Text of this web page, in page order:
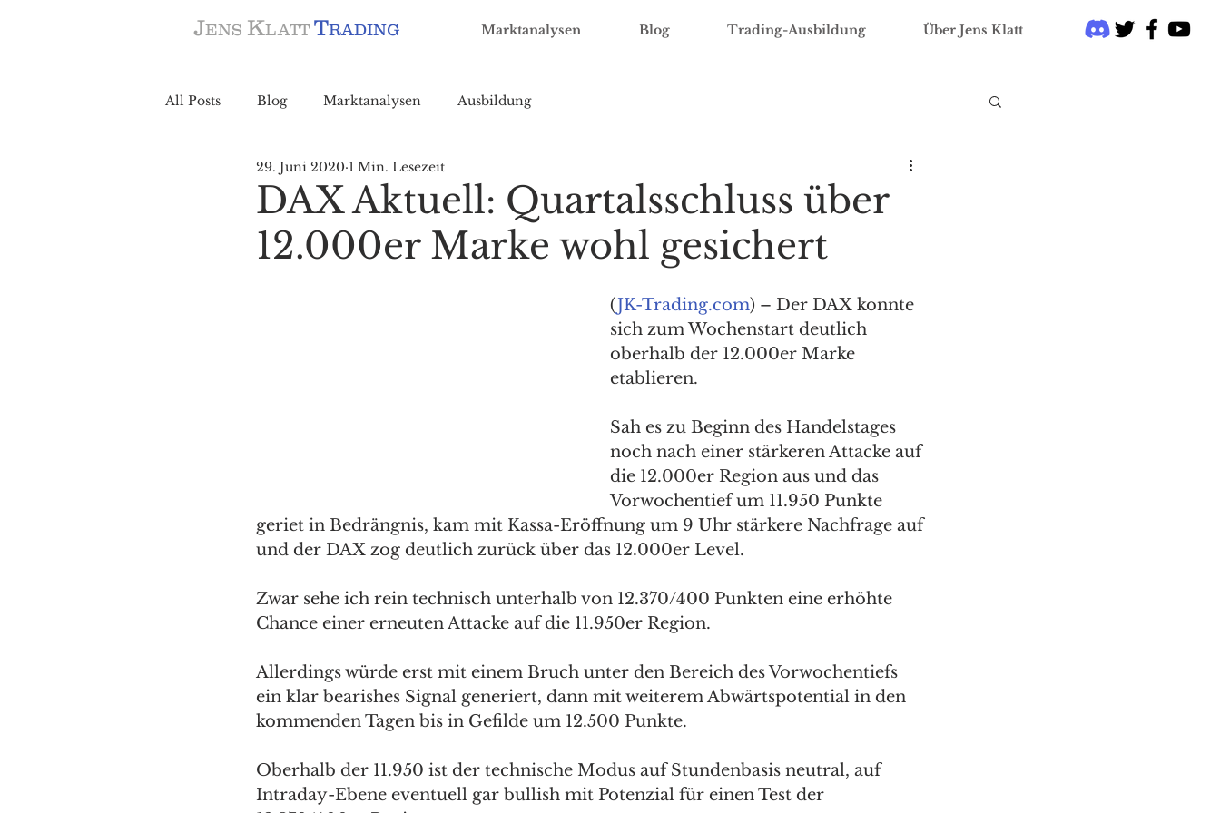
JENS KLATT TRADING Marktanalysen Blog Trading-Ausbildung Über Jens Klatt
All Posts Blog Marktanalysen Ausbildung
DAX Aktuell: Quartalsschluss über
12.000er Marke wohl gesichert
29. Juni 2020 1 Min. Lesezeit
(JK-Trading.com) – Der DAX konnte
sich zum Wochenstart deutlich
oberhalb der 12.000er Marke
etablieren.
Sah es zu Beginn des Handelstages
noch nach einer stärkeren Attacke auf
die 12.000er Region aus und das
Vorwochentief um 11.950 Punkte
geriet in Bedrängnis, kam mit Kassa-Eröffnung um 9 Uhr stärkere Nachfrage auf
und der DAX zog deutlich zurück über das 12.000er Level.
Zwar sehe ich rein technisch unterhalb von 12.370/400 Punkten eine erhöhte
Chance einer erneuten Attacke auf die 11.950er Region.
Allerdings würde erst mit einem Bruch unter den Bereich des Vorwochentiefs
ein klar bearishes Signal generiert, dann mit weiterem Abwärtspotential in den
kommenden Tagen bis in Gefilde um 12.500 Punkte.
Oberhalb der 11.950 ist der technische Modus auf Stundenbasis neutral, auf
Intraday-Ebene eventuell gar bullish mit Potenzial für einen Test der